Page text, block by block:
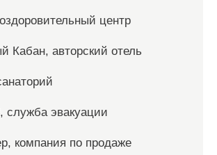
центр
Кабан, авторский отель
служба эвакуации
компания по продаже